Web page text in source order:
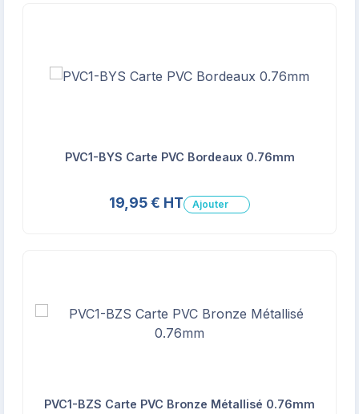
PVC1-BYS Carte PVC Bordeaux 0.76mm
19,95 € HT Ajouter
PVC1-BZS Carte PVC Bronze Métallisé 0.76mm